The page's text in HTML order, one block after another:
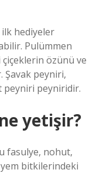
hediyeler
Pulümmen
özünü ve
Şavak peyniri,
peyniri peyniridir.
yetişir?
fasulye, nohut,
bitkilerindeki